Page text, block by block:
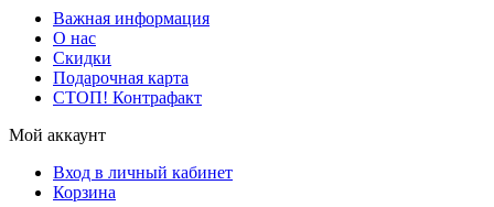
Важная информация
О нас
Скидки
Подарочная карта
СТОП! Контрафакт
Мой аккаунт
Вход в личный кабинет
Корзина